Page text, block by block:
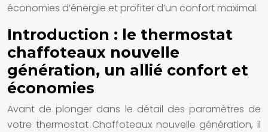
économies d’énergie et profiter d’un confort maximal.
Introduction : le thermostat
chaffoteaux nouvelle
génération, un allié confort et
économies
Avant de plonger dans le détail des paramètres de
votre thermostat Chaffoteaux nouvelle génération, il